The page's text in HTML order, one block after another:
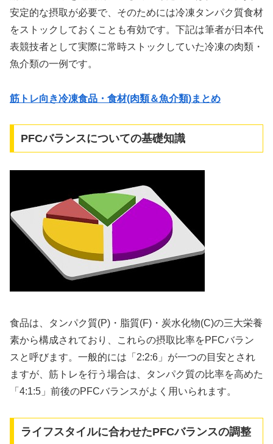
安定的な摂取が必要で、そのためには冷凍タンパク質食材
をストックしておくことも有効です。下記は筆者が日本代
表競技者として実際に常時ストックしていた冷凍の肉類・
魚介類の一例です。
筋トレ向き冷凍食品・食材(肉類＆魚介類)まとめ
PFCバランスについての基礎知識
食品は、タンパク質(P)・脂質(F)・炭水化物(C)の三大栄養
素から構成されており、これらの摂取比率をPFCバラン
スと呼びます。一般的には「2:2:6」が一つの目安とされ
ますが、筋トレを行う場合は、タンパク質の比率を高めた
「4:1:5」前後のPFCバランスがよく用いられます。
ライフスタイルに合わせたPFCバランスの調整